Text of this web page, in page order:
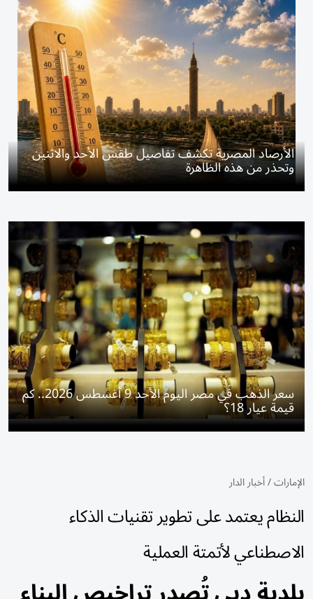
الأرصاد المصرية تكشف تفاصيل طقس الأحد والاثنين
وتحذر من هذه الظاهرة
سعر الذهب في مصر اليوم الأحد 9 أغسطس 2026.. كم
قيمة عيار 18؟
الإمارات/أخبار الدار
النظام يعتمد على تطوير تقنيات الذكاء
الاصطناعي لأتمتة العملية